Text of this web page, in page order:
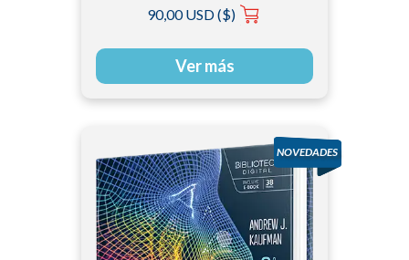
90,00 USD ($)
Ver más